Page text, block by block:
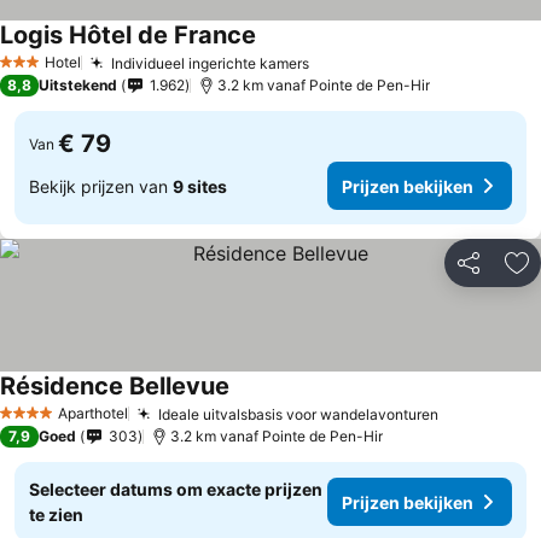
3 SterrenHotel Individueel ingerichte kamers
Logis Hôtel de France
8,8 Uitstekend 1.962 3.2 km vanaf Pointe de Pen-Hir
Van € 79
Bekijk prijzen van 9 sites Prijzen bekijken
Delen
4 SterrenAparthotel Ideale uitvalsbasis voor wandelavonturen
Résidence Bellevue
7,9 Goed 303 3.2 km vanaf Pointe de Pen-Hir
Selecteer datums om exacte prijzen
te zien
Prijzen bekijken